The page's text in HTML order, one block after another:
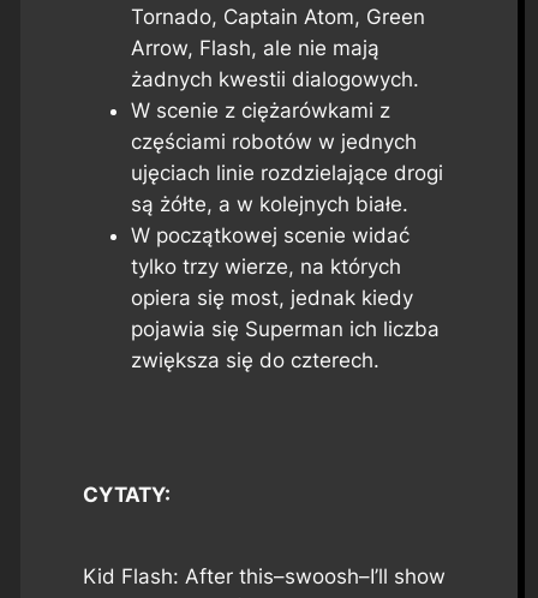
Tornado, Captain Atom, Green
Arrow, Flash, ale nie mają
żadnych kwestii dialogowych.
W scenie z ciężarówkami z
częściami robotów w jednych
ujęciach linie rozdzielające drogi
są żółte, a w kolejnych białe.
W początkowej scenie widać
tylko trzy wierze, na których
opiera się most, jednak kiedy
pojawia się Superman ich liczba
zwiększa się do czterech.
CYTATY:
Kid Flash: After this–swoosh–I’ll show